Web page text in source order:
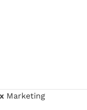
Marketing